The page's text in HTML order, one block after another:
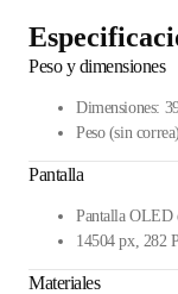
Peso y dimensiones
Dimensiones:
Peso (sin
Pantalla
Pantalla OLED
14504 px, 282
Materiales